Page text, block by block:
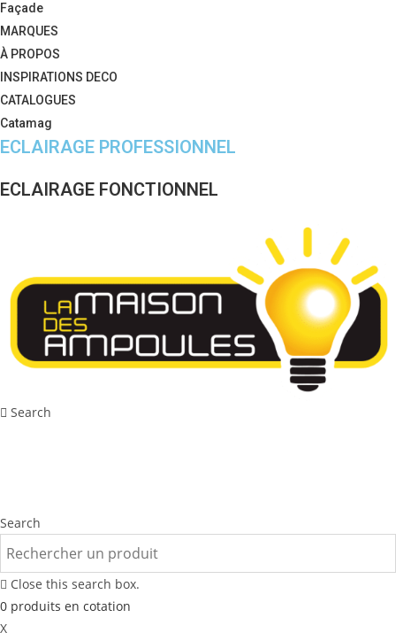
Façade
MARQUES
À PROPOS
INSPIRATIONS DECO
CATALOGUES
Catamag
ECLAIRAGE PROFESSIONNEL
ECLAIRAGE FONCTIONNEL
Search
Search
Close this search box.
0 produits en cotation
X